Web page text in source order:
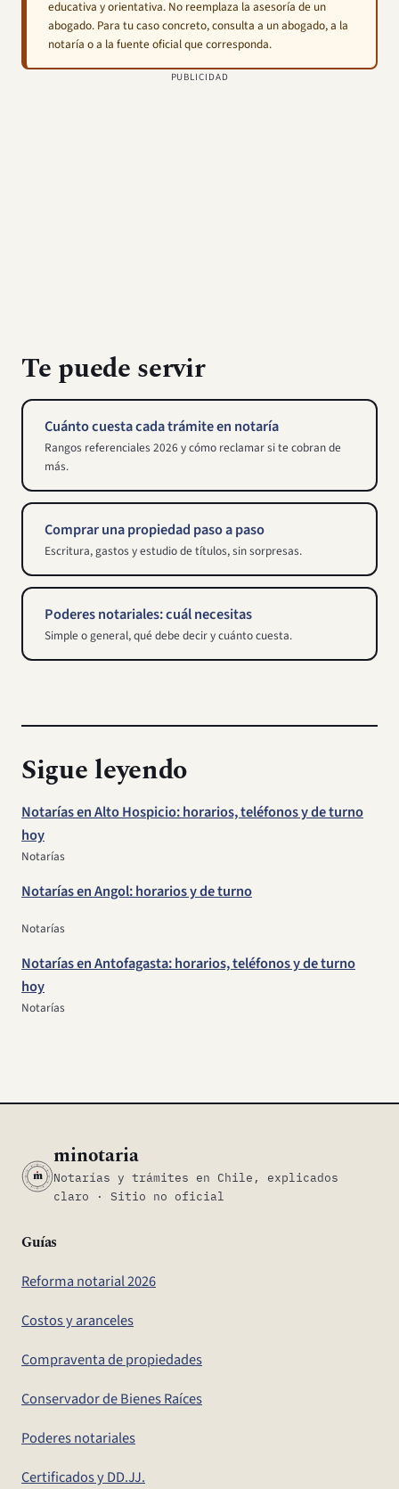
educativa y orientativa. No reemplaza la asesoría de un
abogado. Para tu caso concreto, consulta a un abogado, a la
notaría o a la fuente oficial que corresponda.
PUBLICIDAD
Te puede servir
Cuánto cuesta cada trámite en notaría
Rangos referenciales 2026 y cómo reclamar si te cobran de
más.
Comprar una propiedad paso a paso
Escritura, gastos y estudio de títulos, sin sorpresas.
Poderes notariales: cuál necesitas
Simple o general, qué debe decir y cuánto cuesta.
Sigue leyendo
Notarías en Alto Hospicio: horarios, teléfonos y de turno
hoy
Notarías
Notarías en Angol: horarios y de turno
Notarías
Notarías en Antofagasta: horarios, teléfonos y de turno
hoy
Notarías
m
minotaria
Notarías y trámites en Chile, explicados
claro · Sitio no oficial
Guías
Reforma notarial 2026
Costos y aranceles
Compraventa de propiedades
Conservador de Bienes Raíces
Poderes notariales
Certificados y DD.JJ.